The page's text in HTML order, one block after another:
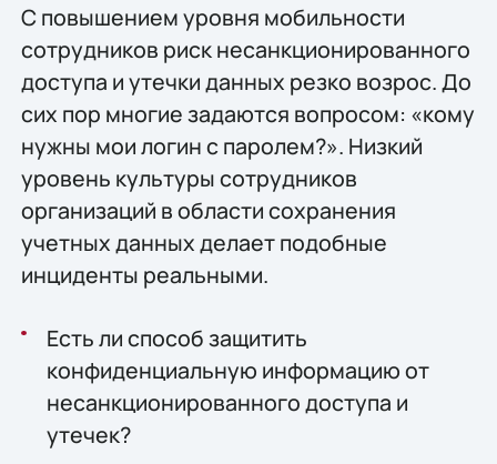
С повышением уровня мобильности
сотрудников риск несанкционированного
доступа и утечки данных резко возрос. До
сих пор многие задаются вопросом: «кому
нужны мои логин с паролем?». Низкий
уровень культуры сотрудников
организаций в области сохранения
учетных данных делает подобные
инциденты реальными.
Есть ли способ защитить
конфиденциальную информацию от
несанкционированного доступа и
утечек?